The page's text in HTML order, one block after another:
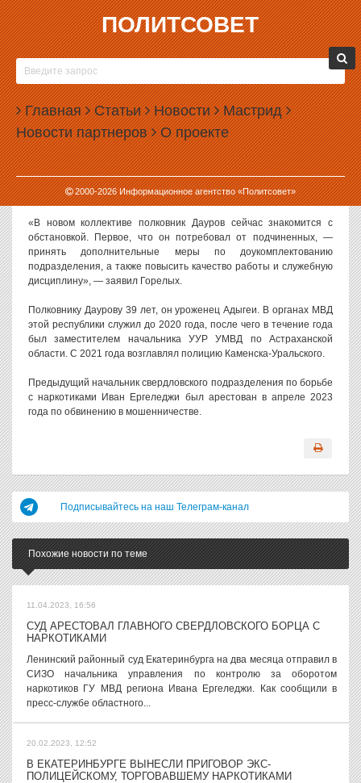
ПОЛИТСОВЕТ
Главная Статьи Новости Мастрид
Новости партнеров О проекте
2000-2026Информационное агентство «Политсовет»
23.10.2023, 14:55
В СВЕРДЛОВСКОЙ ПОЛИЦИИ НАЗНАЧИЛИ
ГЛАВНОГО ПО БОРЬБЕ С НАРКОТИКАМИ
В ГУ МВД по Свердловской области назначили нового главу
подразделения по борьбе с незаконным оборотом наркотиков.
Как сообщил пресс-секретарь главка Валерий Горелых, этот пост
занял полковник Руслан Дауров, ранее руководивший отделом
полиции Каменска-Уральского.
«В новом коллективе полковник Дауров сейчас знакомится с
обстановкой. Первое, что он потребовал от подчиненных, —
принять дополнительные меры по доукомплектованию
подразделения, а также повысить качество работы и служебную
дисциплину», — заявил Горелых.
Полковнику Даурову 39 лет, он уроженец Адыгеи. В органах МВД
этой республики служил до 2020 года, после чего в течение года
был заместителем начальника УУР УМВД по Астраханской
области. С 2021 года возглавлял полицию Каменска-Уральского.
Предыдущий начальник свердловского подразделения по борьбе
с наркотиками Иван Ергеледжи был арестован в апреле 2023
года по обвинению в мошенничестве.
Подписывайтесь на наш Телеграм-канал
Похожие новости по теме
11.04.2023, 16:56
СУД АРЕСТОВАЛ ГЛАВНОГО СВЕРДЛОВСКОГО БОРЦА С
НАРКОТИКАМИ
Ленинский районный суд Екатеринбурга на два месяца отправил в
СИЗО начальника управления по контролю за оборотом
наркотиков ГУ МВД региона Ивана Ергеледжи. Как сообщили в
пресс-службе областного...
20.02.2023, 12:52
В ЕКАТЕРИНБУРГЕ ВЫНЕСЛИ ПРИГОВОР ЭКС-
ПОЛИЦЕЙСКОМУ, ТОРГОВАВШЕМУ НАРКОТИКАМИ